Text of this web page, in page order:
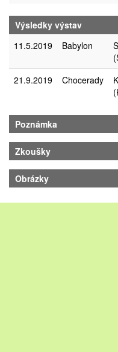
Výsledky výstav
11.5.2019
Babylon
21.9.2019 Chocerady
Poznámka
Zkoušky
Obrázky